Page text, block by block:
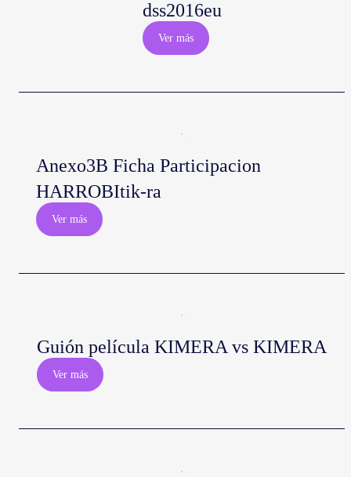
dss2016eu
Ver más
Anexo3B Ficha Participacion
HARROBItik-ra
Ver más
Guión película KIMERA vs KIMERA
Ver más